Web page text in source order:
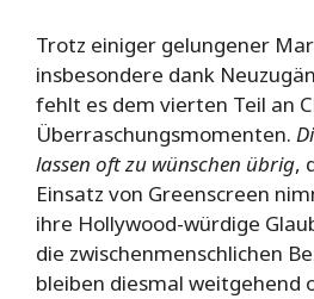
Trotz einiger gelungener
insbesondere dank
fehlt es dem vierten Teil an
Überraschungsmomenten.
lassen oft zu wünschen übrig,
Einsatz von Greenscreen
ihre Hollywood-würdige
die zwischenmenschlichen
bleiben diesmal weitgehend